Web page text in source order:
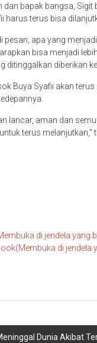
bapak bangsa,
harus terus bisa
pesan, apa yang
bisa menjadi
diberikan
Buya Syafii akan
lancar, aman dan
terus melanjutkan,”
di jendela yang
di jendela
Dunia Akibat